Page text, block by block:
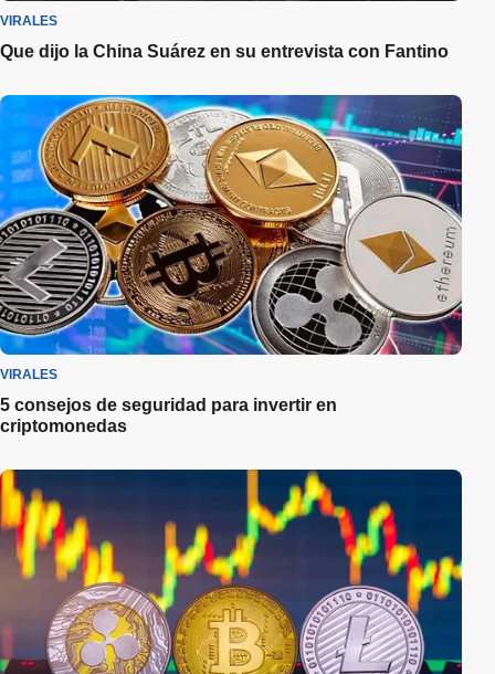
VIRALES
Que dijo la China Suárez en su entrevista con Fantino
VIRALES
5 consejos de seguridad para invertir en
criptomonedas